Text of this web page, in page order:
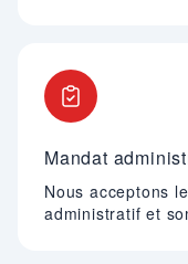
Mandat
Nous acceptons
administratif et